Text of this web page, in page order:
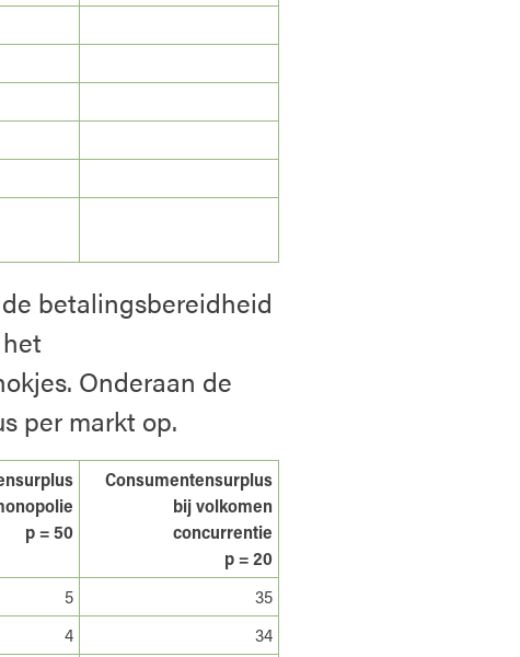
betalingsbereidheid
Onderaan de
per markt op.
p = 50
Consumentensurplus
bij volkomen
concurrentie
p = 20
5
35
4
34